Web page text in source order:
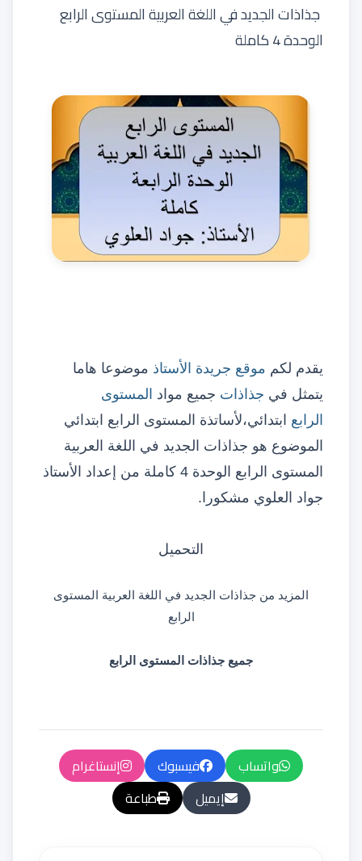
جذاذات الجديد في اللغة العربية المستوى الرابع
الوحدة 4 كاملة
يقدم لكم موقع جريدة الأستاذ موضوعا هاما
يتمثل في جذاذات جميع مواد المستوى
الرابع ابتدائي،لأساتذة المستوى الرابع ابتدائي
الموضوع هو جذاذات الجديد في اللغة العربية
المستوى الرابع الوحدة 4 كاملة من إعداد الأستاذ
جواد العلوي مشكورا.
التحميل
المزيد من جذاذات الجديد في اللغة العربية المستوى
الرابع
جميع جذاذات المستوى الرابع
واتساب فيسبوك
إنستاغرام
إيميل
طباعة